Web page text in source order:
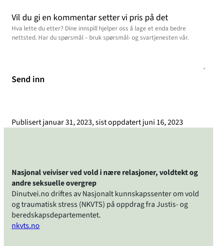
Vil du gi en kommentar setter vi pris på det
Send inn
Publisertjanuar 31, 2023, sist oppdatertjuni 16, 2023
Nasjonal veiviser ved vold i nære relasjoner, voldtekt og
andre seksuelle overgrep
Dinutvei.no driftes av Nasjonalt kunnskapssenter om vold
og traumatisk stress (NKVTS) på oppdrag fra Justis- og
beredskapsdepartementet.
nkvts.no